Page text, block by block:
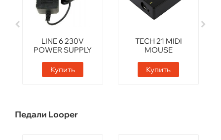
LINE 6 230V
POWER SUPPLY
Купить
TECH 21 MIDI
MOUSE
Купить
Педали Looper